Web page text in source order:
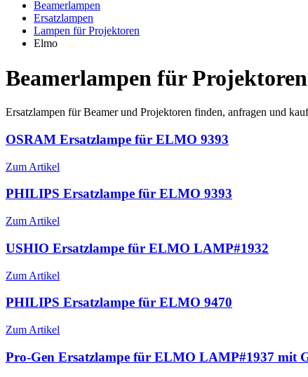
Beamerlampen
Ersatzlampen
Lampen für Projektoren
Elmo
Beamerlampen für
Ersatzlampen für Beamer und Projektoren finden, anfragen und
OSRAM Ersatzlampe für ELMO 9393
Zum Artikel
PHILIPS Ersatzlampe für ELMO 9393
Zum Artikel
USHIO Ersatzlampe für ELMO LAMP#1932
Zum Artikel
PHILIPS Ersatzlampe für ELMO 9470
Zum Artikel
Pro-Gen Ersatzlampe für ELMO LAMP#1937 mit